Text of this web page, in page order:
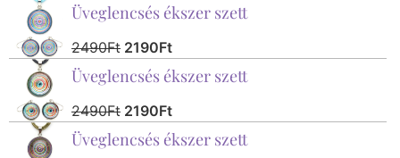
Üveglencsés ékszer szett
2490Ft 2190Ft
Üveglencsés ékszer szett
2490Ft 2190Ft
Üveglencsés ékszer szett